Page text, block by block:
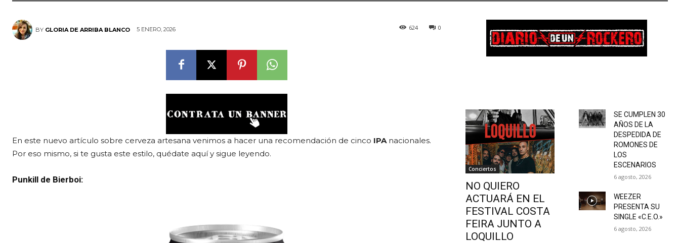
BY GLORIA DE ARRIBA BLANCO 5 ENERO, 2026 0
624
En este nuevo artículo sobre cerveza artesana venimos a hacer una recomendación de cinco IPA nacionales.
Por eso mismo, si te gusta este estilo, quédate aquí y sigue leyendo.
Punkill de Bierboi:
Conciertos
NO QUIERO
ACTUARÁ EN EL
FESTIVAL COSTA
FEIRA JUNTO A
LOQUILLO
SE CUMPLEN 30
AÑOS DE LA
DESPEDIDA DE
ROMONES DE
LOS
ESCENARIOS
6 agosto, 2026
WEEZER
PRESENTA SU
SINGLE «C.E.O.»
6 agosto, 2026